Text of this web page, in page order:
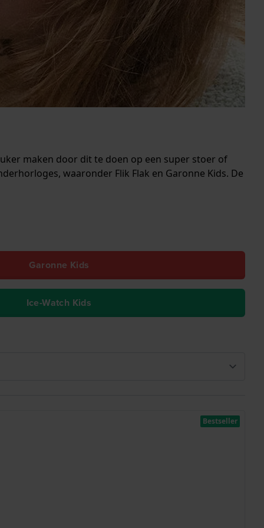
maken door dit te doen op een super stoer of
waaronder Flik Flak en Garonne Kids. De
Garonne Kids
Ice-Watch Kids
Bestseller